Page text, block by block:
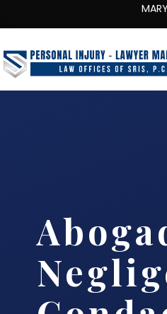
MARYLAND · VIRGINIA ·